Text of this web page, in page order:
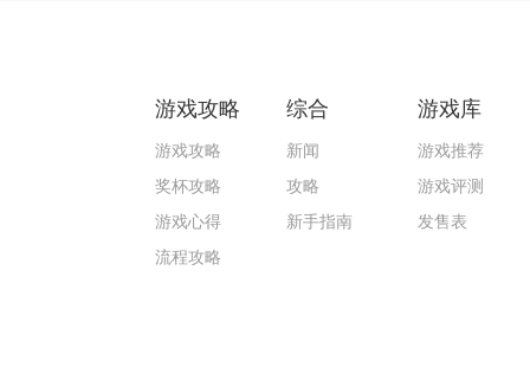
游戏攻略
游戏攻略
奖杯攻略
游戏心得
流程攻略
综合
新闻
攻略
新手指南
游戏库
游戏推荐
游戏评测
发售表